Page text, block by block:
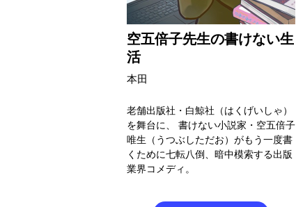
空五倍子先生の書けない生
活
本田
老舗出版社・白鯨社（はくげいしゃ）
を舞台に、 書けない小説家・空五倍子
唯生（うつぶしただお）がもう一度書
くために七転八倒、暗中模索する出版
業界コメディ。